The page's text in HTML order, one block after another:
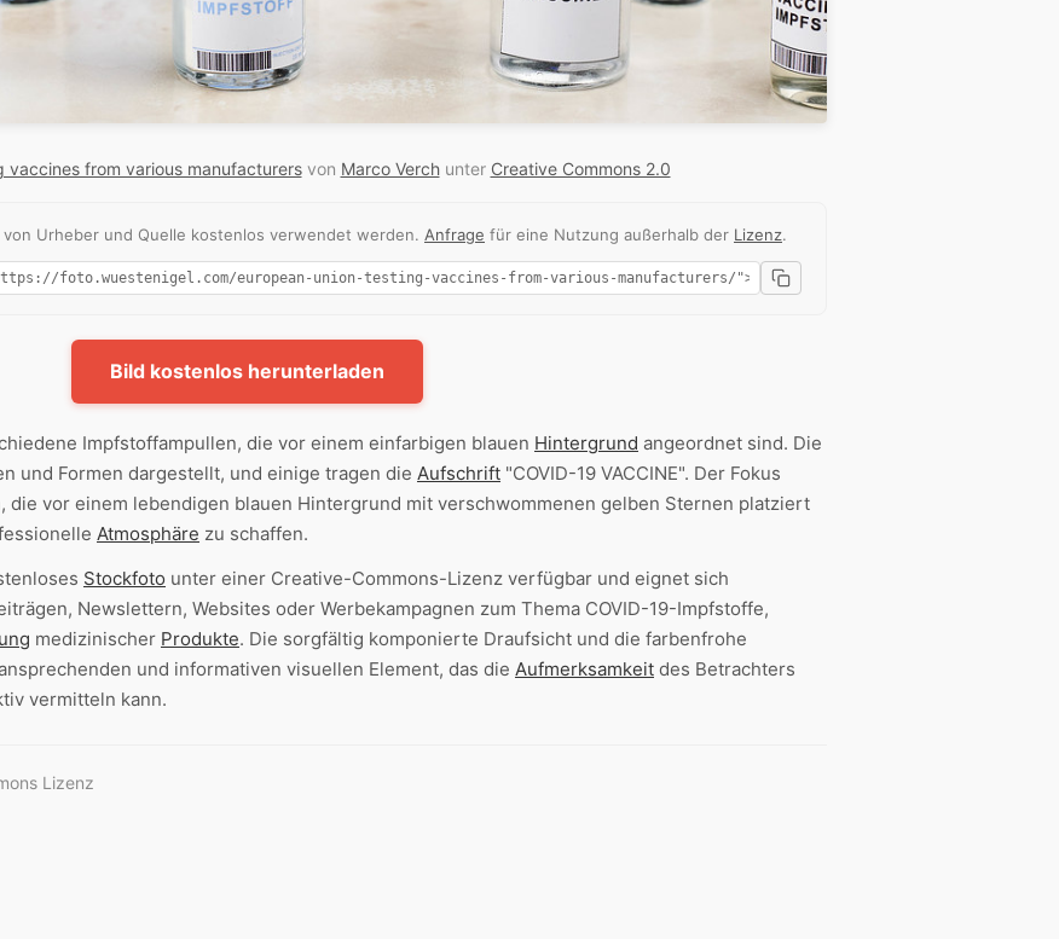
vaccines from various manufacturersvon Marco Verchunter Creative Commons 2.0
Urheber und Quelle kostenlos verwendet werden. Anfrage für eine Nutzung außerhalb der Lizenz.
Bild kostenlos herunterladen
Impfstoffampullen, die vor einem einfarbigen blauen Hintergrund angeordnet sind. Die
und Formen dargestellt, und einige tragen die Aufschrift "COVID-19 VACCINE". Der Fokus
die vor einem lebendigen blauen Hintergrund mit verschwommenen gelben Sternen platziert
Atmosphäre zu schaffen.
Stockfoto unter einer Creative-Commons-Lizenz verfügbar und eignet sich
Newslettern, Websites oder Werbekampagnen zum Thema COVID-19-Impfstoffe,
medizinischer Produkte. Die sorgfältig komponierte Draufsicht und die farbenfrohe
und informativen visuellen Element, das die Aufmerksamkeit des Betrachters
vermitteln kann.
Lizenz